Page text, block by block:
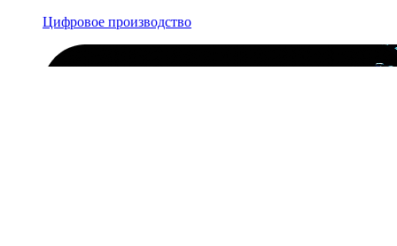
Цифровое производство